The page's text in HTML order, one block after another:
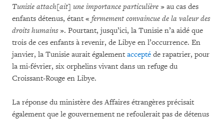
Tunisie attach[ait] une importance particulière » au cas des
enfants détenus, étant « fermement convaincue de la valeur des
droits humains». Pourtant, jusqu’ici, la Tunisie n’a aidé que
trois de ces enfants à revenir, de Libye en l’occurrence. En
janvier, la Tunisie aurait également accepté de rapatrier, pour
la mi-février, six orphelins vivant dans un refuge du
Croissant-Rouge en Libye.
La réponse du ministère des Affaires étrangères précisait
également que le gouvernement ne refoulerait pas de détenus